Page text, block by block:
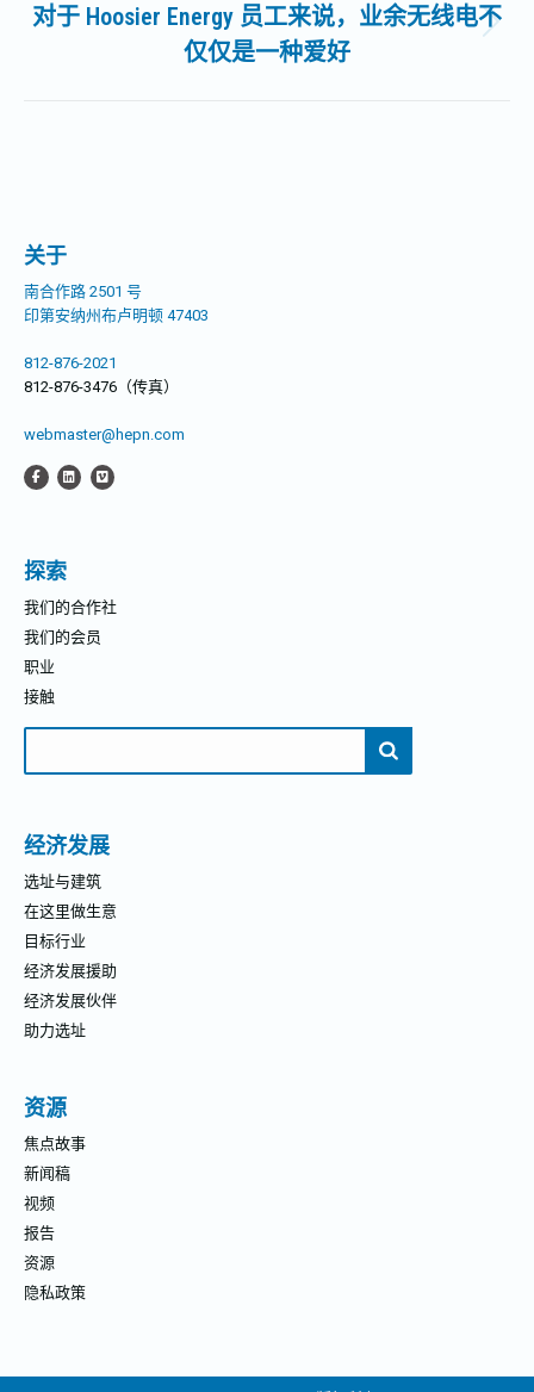
航
文
章：
来
对于 Hoosier Energy 员工来说，业余无线电不
仅仅是一种爱好
关于
南合作路 2501 号
印第安纳州布卢明顿 47403
812-876-2021
812-876-3476（传真）
webmaster@hepn.com
探索
我们的合作社
我们的会员
职业
接触
经济发展
选址与建筑
在这里做生意
目标行业
经济发展援助
经济发展伙伴
助力选址
资源
焦点故事
新闻稿
视频
报告
资源
隐私政策